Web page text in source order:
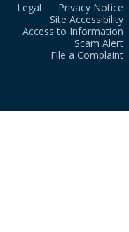
Legal
Privacy Notice
Site Accessibility
Access to Information
Scam Alert
File a Complaint